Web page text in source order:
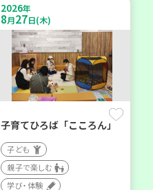
2026年
8月27日(木)
子育てひろば「こころん」
子ども
親子で楽しむ
学び・体験